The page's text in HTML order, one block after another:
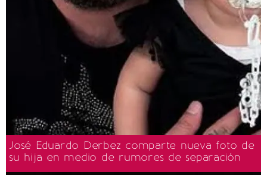
José Eduardo Derbez comparte nueva foto de
su hija en medio de rumores de separación